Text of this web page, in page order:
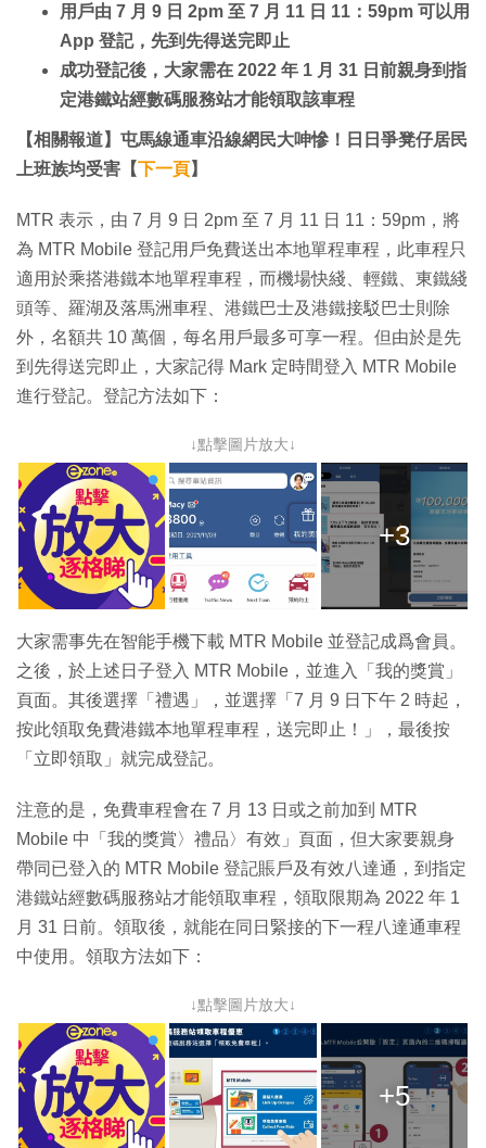
用戶由 7 月 9 日 2pm 至 7 月 11 日 11：59pm 可以用
App 登記，先到先得送完即止
成功登記後，大家需在 2022 年 1 月 31 日前親身到指
定港鐵站經數碼服務站才能領取該車程
【相關報道】屯馬線通車沿線網民大呻慘！日日爭凳仔居民
上班族均受害【下一頁】
MTR 表示，由 7 月 9 日 2pm 至 7 月 11 日 11：59pm，將
為 MTR Mobile 登記用戶免費送出本地單程車程，此車程只
適用於乘搭港鐵本地單程車程，而機場快綫、輕鐵、東鐵綫
頭等、羅湖及落馬洲車程、港鐵巴士及港鐵接駁巴士則除
外，名額共 10 萬個，每名用戶最多可享一程。但由於是先
到先得送完即止，大家記得 Mark 定時間登入 MTR Mobile
進行登記。登記方法如下：
↓點擊圖片放大↓
+3
大家需事先在智能手機下載 MTR Mobile 並登記成爲會員。
之後，於上述日子登入 MTR Mobile，並進入「我的獎賞」
頁面。其後選擇「禮遇」，並選擇「7 月 9 日下午 2 時起，
按此領取免費港鐵本地單程車程，送完即止！」，最後按
「立即領取」就完成登記。
注意的是，免費車程會在 7 月 13 日或之前加到 MTR
Mobile 中「我的獎賞〉禮品〉有效」頁面，但大家要親身
帶同已登入的 MTR Mobile 登記賬戶及有效八達通，到指定
港鐵站經數碼服務站才能領取車程，領取限期為 2022 年 1
月 31 日前。領取後，就能在同日緊接的下一程八達通車程
中使用。領取方法如下：
↓點擊圖片放大↓
+5